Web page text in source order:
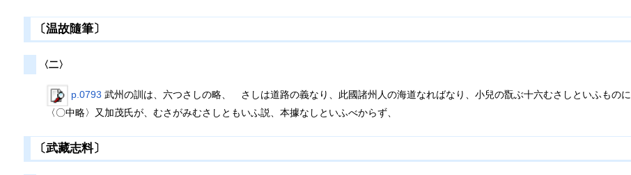
〔温故隨筆〕
〈二〉
p.0793 武州の訓は、六つさしの略、 さしは道路の義なり、此國諸州人の海道なればなり、小兒の翫ぶ十六むさしといふもの
〈〇中略〉又加茂氏が、むさがみむさしともいふ説、本據なしといふべからず、
〔武藏志料〕